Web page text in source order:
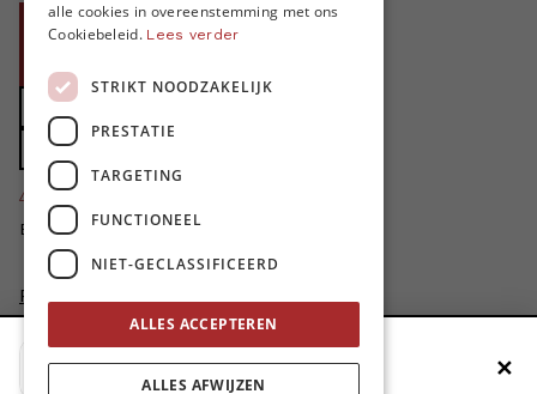
Doe een gift
Zet MO* in uw testament
4424
Bedankt voor jullie steun!
Privacybeleid
Disclaimer
AI Charter
Cookievoorkeuren aanpassen
Voeg MO* toe aan je beginscherm ✕
alle cookies in overeenstemming met ons
Cookiebeleid. Lees verder
STRIKT NOODZAKELIJK
PRESTATIE
TARGETING
FUNCTIONEEL
NIET-GECLASSIFICEERD
ALLES ACCEPTEREN
ALLES AFWIJZEN